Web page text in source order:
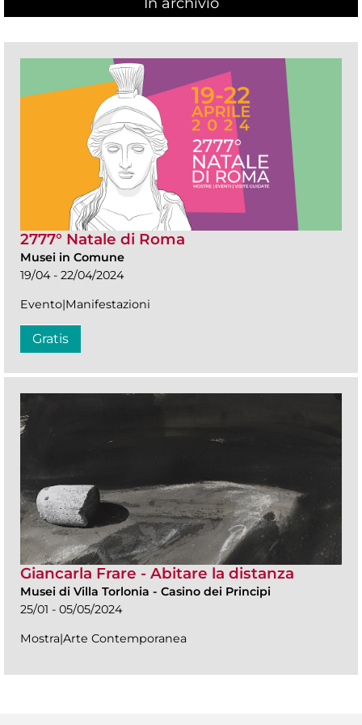
2777° Natale di Roma
Musei in Comune
19/04 - 22/04/2024
Evento|Manifestazioni
Gratis
Giancarla Frare - Abitare la distanza
Musei di Villa Torlonia - Casino dei Principi
25/01 - 05/05/2024
Mostra|Arte Contemporanea